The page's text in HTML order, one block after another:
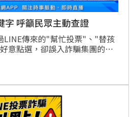
字 呼籲民眾主動查證
LINE傳來的"幫忙投票"、"替孩
意點選，卻誤入詐騙集團的釣